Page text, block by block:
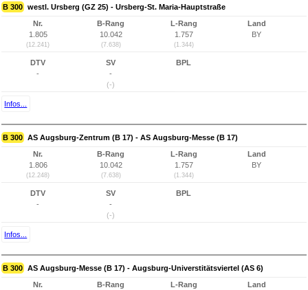
B 300 westl. Ursberg (GZ 25) - Ursberg-St. Maria-Hauptstraße
Nr.
1.805
(12.241)
B-Rang
10.042
(7.638)
L-Rang
1.757
(1.344)
Land
BY
DTV
-
SV
-
(-)
BPL
Infos...
B 300 AS Augsburg-Zentrum (B 17) - AS Augsburg-Messe (B 17)
Nr.
1.806
(12.248)
B-Rang
10.042
(7.638)
L-Rang
1.757
(1.344)
Land
BY
DTV
-
SV
-
(-)
BPL
Infos...
B 300 AS Augsburg-Messe (B 17) - Augsburg-Universtitätsviertel (AS 6)
Nr.
B-Rang
L-Rang
Land